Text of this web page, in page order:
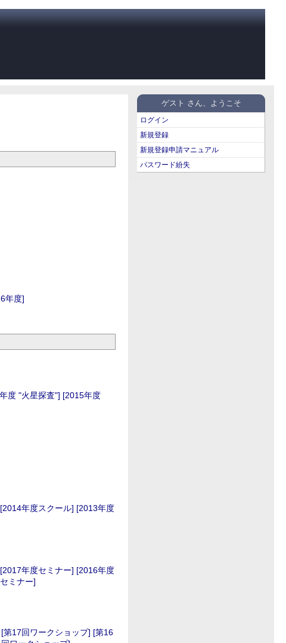
ゲスト さん、ようこそ
ログイン
新規登録
新規登録申請マニュアル
パスワード紛失
年度]
度 "火星探査"] [2015年度
[2014年度スクール] [2013年度
[2017年度セミナー] [2016年度
ミナー]
[第17回ワークショップ] [第16